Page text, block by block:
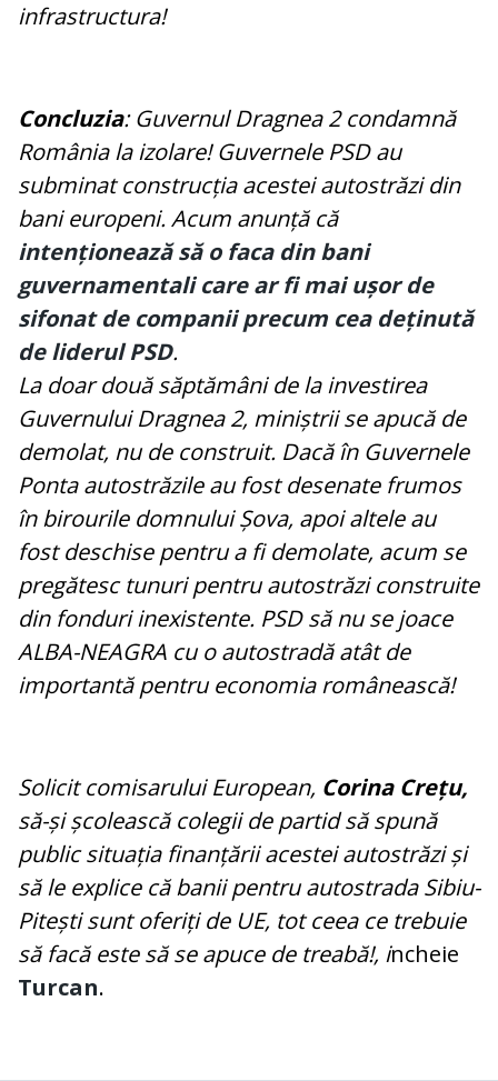
infrastructura!
Concluzia: Guvernul Dragnea 2 condamnă
România la izolare! Guvernele PSD au
subminat construcția acestei autostrăzi din
bani europeni. Acum anunță că
intenționează să o faca din bani
guvernamentali care ar fi mai ușor de
sifonat de companii precum cea deținută
de liderul PSD.
La doar două săptămâni de la investirea
Guvernului Dragnea 2, miniștrii se apucă de
demolat, nu de construit. Dacă în Guvernele
Ponta autostrăzile au fost desenate frumos
în birourile domnului Șova, apoi altele au
fost deschise pentru a fi demolate, acum se
pregătesc tunuri pentru autostrăzi construite
din fonduri inexistente. PSD să nu se joace
ALBA-NEAGRA cu o autostradă atât de
importantă pentru economia românească!
Solicit comisarului European, Corina Crețu,
să-și școlească colegii de partid să spună
public situația finanțării acestei autostrăzi și
să le explice că banii pentru autostrada Sibiu-
Pitești sunt oferiți de UE, tot ceea ce trebuie
să facă este să se apuce de treabă!, incheie
Turcan.